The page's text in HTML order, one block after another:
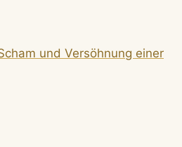
und Versöhnung einer